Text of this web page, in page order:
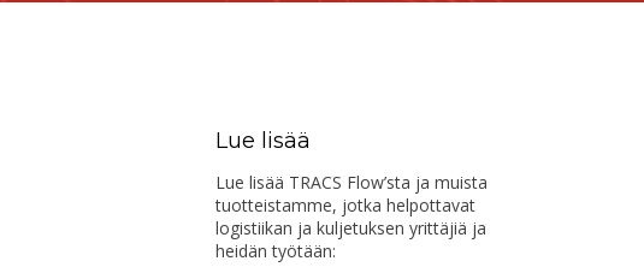
Lue lisää
Lue lisää TRACS Flow’sta ja muista
tuotteistamme, jotka helpottavat
logistiikan ja kuljetuksen yrittäjiä ja
heidän työtään: